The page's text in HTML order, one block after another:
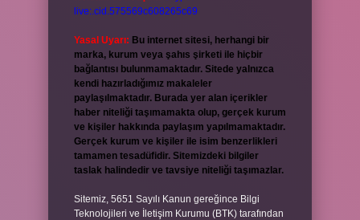
live:.cid.575569c608265c69
Yasal Uyarı: Bu internet sitesi, herhangi bir
marka, kurum veya şahıs şirketi ile hiçbir
bağlantısı bulunmamaktadır. Sitede yalnızca
kendi hazırladığımız makaleler
paylaşılmaktadır. Burada yer alan içerikler
haber niteliği taşımamakta olup, gerçek kurum
ve kişiler hakkında paylaşım yapılmamaktadır.
Gerçek kurum ve kişiler ile isim benzerlikleri
tamamen tesadüfidir. Sitemizdeki bilgiler
taslak halindedir ve tavsiye niteliği taşımazlar.
Sitemiz, 5651 Sayılı Kanun gereğince Bilgi
Teknolojileri ve İletişim Kurumu (BTK) tarafından